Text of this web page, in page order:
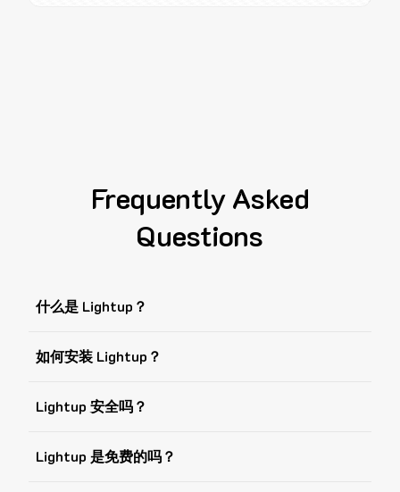
Frequently Asked
Questions
什么是 Lightup？
如何安装 Lightup？
Lightup 安全吗？
Lightup 是免费的吗？